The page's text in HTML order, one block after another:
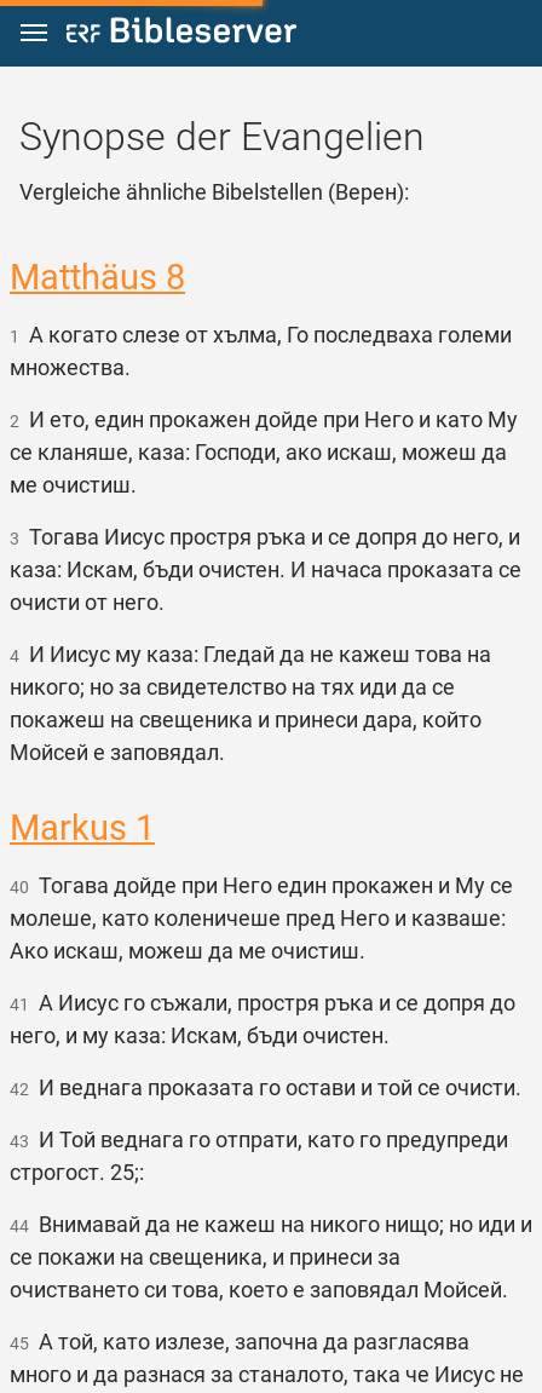
Zum Inhalt springen
Synopse der Evangelien
Vergleiche ähnliche Bibelstellen (Верен):
Matthäus 8
1
А когато слезе от хълма, Го последваха големи
множества.
2 И ето, един прокажен дойде при Него и като Му
се кланяше, каза: Господи, ако искаш, можеш да
ме очистиш.
3 Тогава Иисус простря ръка и се допря до него, и
каза: Искам, бъди очистен. И начаса проказата се
очисти от него.
4 И Иисус му каза: Гледай да не кажеш това на
никого; но за свидетелство на тях иди да се
покажеш на свещеника и принеси дара, който
Мойсей е заповядал.
Markus 1
40 Тогава дойде при Него един прокажен и Му се
молеше, като коленичеше пред Него и казваше:
Ако искаш, можеш да ме очистиш.
41
А Иисус го съжали, простря ръка и се допря до
него, и му каза: Искам, бъди очистен.
42 И веднага проказата го остави и той се очисти.
43 И Той веднага го отпрати, като го предупреди
строгост. 25;:
44 Внимавай да не кажеш на никого нищо; но иди и
се покажи на свещеника, и принеси за
очистването си това, което е заповядал Мойсей.
45 А той, като излезе, започна да разгласява
много и да разнася за станалото, така че Иисус не